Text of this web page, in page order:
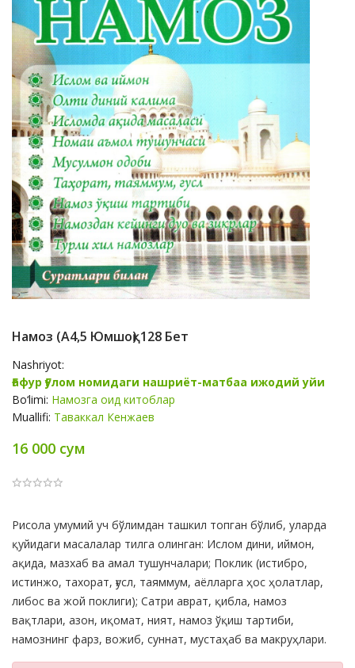
Намоз (А4,5 Юмшоқ) 128 Бет
Nashriyot:
Ғафур Ғулом номидаги нашриёт-матбаа ижодий уйи
Bo‘limi: Намозга оид китоблар
Muallifi: Таваккал Кенжаев
16 000 сум
Product
Summery
Рисола умумий уч бўлимдан ташкил топган бўлиб, уларда
қуйидаги масалалар тилга олинган: Ислом дини, иймон,
ақида, мазхаб ва амал тушунчалари; Поклик (истибро,
истинжо, тахорат, ғусл, таяммум, аёлларга ҳос ҳолатлар,
либос ва жой поклиги); Сатри аврат, қибла, намоз
вақтлари, азон, иқомат, ният, намоз ўқиш тартиби,
намознинг фарз, вожиб, суннат, мустаҳаб ва макруҳлари.